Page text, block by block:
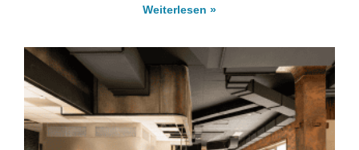
Weiterlesen »